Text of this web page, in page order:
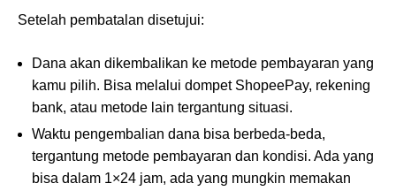
Setelah pembatalan disetujui:
Dana akan dikembalikan ke metode pembayaran yang
kamu pilih. Bisa melalui dompet ShopeePay, rekening
bank, atau metode lain tergantung situasi.
Waktu pengembalian dana bisa berbeda-beda,
tergantung metode pembayaran dan kondisi. Ada yang
bisa dalam 1×24 jam, ada yang mungkin memakan